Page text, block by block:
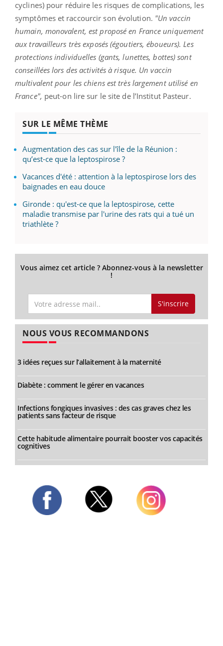
cyclines) pour réduire les risques de complications, les
symptômes et raccourcir son évolution. "Un vaccin
humain, monovalent, est proposé en France uniquement
aux travailleurs très exposés (égoutiers, éboueurs). Les
protections individuelles (gants, lunettes, bottes) sont
conseillées lors des activités à risque. Un vaccin
multivalent pour les chiens est très largement utilisé en
France", peut-on lire sur le site de l’Institut Pasteur.
SUR LE MÊME THÈME
Augmentation des cas sur l'île de la Réunion :
qu’est-ce que la leptospirose ?
Vacances d'été : attention à la leptospirose lors des
baignades en eau douce
Gironde : qu'est-ce que la leptospirose, cette
maladie transmise par l'urine des rats qui a tué un
triathlète ?
Vous aimez cet article ? Abonnez-vous à la newsletter
!
S'inscrire
NOUS VOUS RECOMMANDONS
3 idées reçues sur l’allaitement à la maternité
Diabète : comment le gérer en vacances
Infections fongiques invasives : des cas graves chez les
patients sans facteur de risque
Cette habitude alimentaire pourrait booster vos capacités
cognitives